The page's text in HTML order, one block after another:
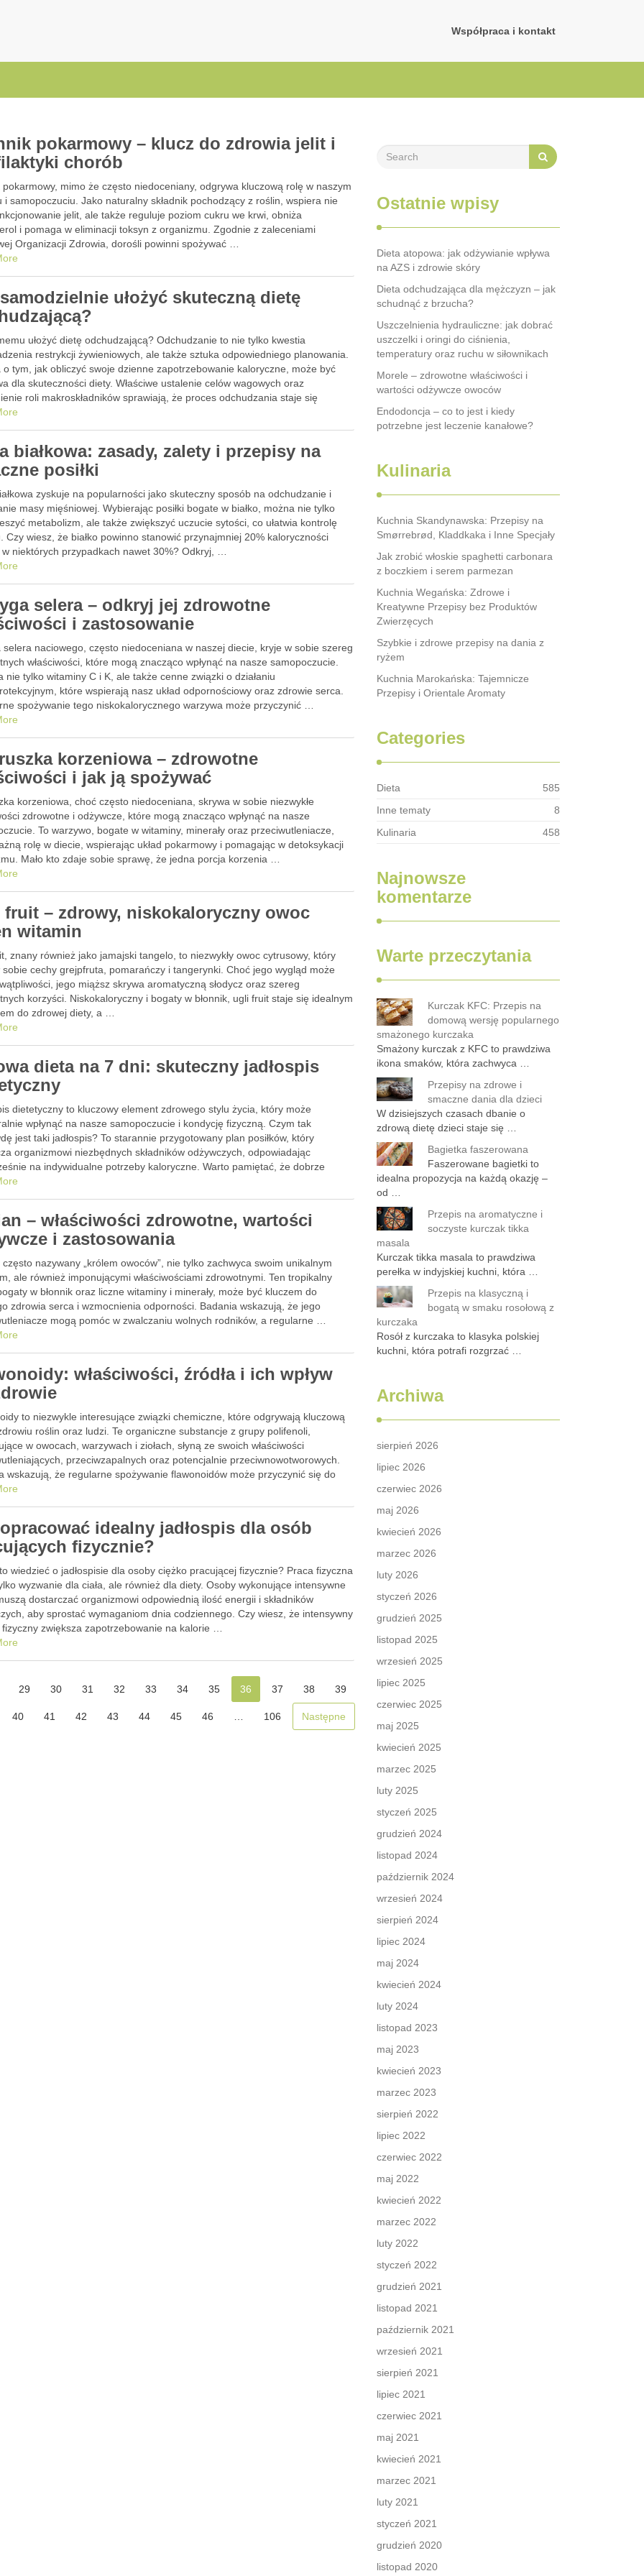
Współpraca i kontakt
pokarmowy – klucz do zdrowia jelit i
chorób
pokarmowy, mimo że często niedoceniany, odgrywa kluczową rolę w naszym
i samopoczuciu. Jako naturalny składnik pochodzący z roślin, wspiera nie
jelit, ale także reguluje poziom cukru we krwi, obniża
i pomaga w eliminacji toksyn z organizmu. Zgodnie z zaleceniami
Organizacji Zdrowia, dorośli powinni spożywać …
ułożyć skuteczną dietę
ułożyć dietę odchudzającą? Odchudzanie to nie tylko kwestia
restrykcji żywieniowych, ale także sztuka odpowiedniego planowania.
o tym, jak obliczyć swoje dzienne zapotrzebowanie kaloryczne, może być
dla skuteczności diety. Właściwe ustalenie celów wagowych oraz
roli makroskładników sprawiają, że proces odchudzania staje się
świadomy i …
białkowa: zasady, zalety i przepisy na
posiłki
zyskuje na popularności jako skuteczny sposób na odchudzanie i
masy mięśniowej. Wybierając posiłki bogate w białko, można nie tylko
metabolizm, ale także zwiększyć uczucie sytości, co ułatwia kontrolę
Czy wiesz, że białko powinno stanowić przynajmniej 20% kaloryczności
w niektórych przypadkach nawet 30%? Odkryj, …
selera – odkryj jej zdrowotne
i zastosowanie
selera naciowego, często niedoceniana w naszej diecie, kryje w sobie szereg
właściwości, które mogą znacząco wpłynąć na nasze samopoczucie.
nie tylko witaminy C i K, ale także cenne związki o działaniu
które wspierają nasz układ odpornościowy oraz zdrowie serca.
spożywanie tego niskokalorycznego warzywa może przyczynić …
korzeniowa – zdrowotne
i jak ją spożywać
korzeniowa, choć często niedoceniana, skrywa w sobie niezwykłe
zdrowotne i odżywcze, które mogą znacząco wpłynąć na nasze
To warzywo, bogate w witaminy, minerały oraz przeciwutleniacze,
rolę w diecie, wspierając układ pokarmowy i pomagając w detoksykacji
Mało kto zdaje sobie sprawę, że jedna porcja korzenia …
fruit – zdrowy, niskokaloryczny owoc
witamin
znany również jako jamajski tangelo, to niezwykły owoc cytrusowy, który
sobie cechy grejpfruta, pomarańczy i tangerynki. Choć jego wygląd może
jego miąższ skrywa aromatyczną słodycz oraz szereg
korzyści. Niskokaloryczny i bogaty w błonnik, ugli fruit staje się idealnym
do zdrowej diety, a …
dieta na 7 dni: skuteczny jadłospis
dietetyczny to kluczowy element zdrowego stylu życia, który może
wpłynąć na nasze samopoczucie i kondycję fizyczną. Czym tak
jest taki jadłospis? To starannie przygotowany plan posiłków, który
organizmowi niezbędnych składników odżywczych, odpowiadając
na indywidualne potrzeby kaloryczne. Warto pamiętać, że dobrze
jadłospis nie tylko wspiera …
– właściwości zdrowotne, wartości
i zastosowania
często nazywany „królem owoców”, nie tylko zachwyca swoim unikalnym
ale również imponującymi właściwościami zdrowotnymi. Ten tropikalny
w błonnik oraz liczne witaminy i minerały, może być kluczem do
zdrowia serca i wzmocnienia odporności. Badania wskazują, że jego
mogą pomóc w zwalczaniu wolnych rodników, a regularne …
właściwości, źródła i ich wpływ
to niezwykle interesujące związki chemiczne, które odgrywają kluczową
roślin oraz ludzi. Te organiczne substancje z grupy polifenoli,
w owocach, warzywach i ziołach, słyną ze swoich właściwości
przeciwzapalnych oraz potencjalnie przeciwnowotworowych.
wskazują, że regularne spożywanie flawonoidów może przyczynić się do
zdrowia serca oraz …
idealny jadłospis dla osób
fizycznie?
wiedzieć o jadłospisie dla osoby ciężko pracującej fizycznie? Praca fizyczna
wyzwanie dla ciała, ale również dla diety. Osoby wykonujące intensywne
dostarczać organizmowi odpowiednią ilość energii i składników
aby sprostać wymaganiom dnia codziennego. Czy wiesz, że intensywny
fizyczny zwiększa zapotrzebowanie na kalorie …
29 30 31 32 33 34 35 36 37 38 39
40 41 42 43 44 45 46 106 Następne
Ostatnie wpisy
Dieta atopowa: jak odżywianie wpływa
na AZS i zdrowie skóry
Dieta odchudzająca dla mężczyzn – jak
schudnąć z brzucha?
Uszczelnienia hydrauliczne: jak dobrać
uszczelki i oringi do ciśnienia,
temperatury oraz ruchu w siłownikach
Morele – zdrowotne właściwości i
wartości odżywcze owoców
Endodoncja – co to jest i kiedy
potrzebne jest leczenie kanałowe?
Kulinaria
Kuchnia Skandynawska: Przepisy na
Smørrebrød, Kladdkaka i Inne Specjały
Jak zrobić włoskie spaghetti carbonara
z boczkiem i serem parmezan
Kuchnia Wegańska: Zdrowe i
Kreatywne Przepisy bez Produktów
Zwierzęcych
Szybkie i zdrowe przepisy na dania z
ryżem
Kuchnia Marokańska: Tajemnicze
Przepisy i Orientale Aromaty
Categories
Dieta
585
Inne tematy
8
Kulinaria
458
Najnowsze
komentarze
Warte przeczytania
Kurczak KFC: Przepis na
domową wersję popularnego
smażonego kurczaka
Smażony kurczak z KFC to prawdziwa
ikona smaków, która zachwyca …
Przepisy na zdrowe i
smaczne dania dla dzieci
W dzisiejszych czasach dbanie o
zdrową dietę dzieci staje się …
Bagietka faszerowana
Faszerowane bagietki to
idealna propozycja na każdą okazję –
od …
Przepis na aromatyczne i
soczyste kurczak tikka
masala
Kurczak tikka masala to prawdziwa
perełka w indyjskiej kuchni, która …
Przepis na klasyczną i
bogatą w smaku rosołową z
kurczaka
Rosół z kurczaka to klasyka polskiej
kuchni, która potrafi rozgrzać …
Archiwa
sierpień 2026
lipiec 2026
czerwiec 2026
maj 2026
kwiecień 2026
marzec 2026
luty 2026
styczeń 2026
grudzień 2025
listopad 2025
wrzesień 2025
lipiec 2025
czerwiec 2025
maj 2025
kwiecień 2025
marzec 2025
luty 2025
styczeń 2025
grudzień 2024
listopad 2024
październik 2024
wrzesień 2024
sierpień 2024
lipiec 2024
maj 2024
kwiecień 2024
luty 2024
listopad 2023
maj 2023
kwiecień 2023
marzec 2023
sierpień 2022
lipiec 2022
czerwiec 2022
maj 2022
kwiecień 2022
marzec 2022
luty 2022
styczeń 2022
grudzień 2021
listopad 2021
październik 2021
wrzesień 2021
sierpień 2021
lipiec 2021
czerwiec 2021
maj 2021
kwiecień 2021
marzec 2021
luty 2021
styczeń 2021
grudzień 2020
listopad 2020